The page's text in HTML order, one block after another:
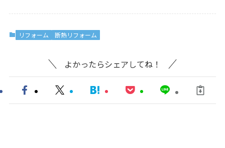
リフォーム 断熱リフォーム
よかったらシェアしてね！